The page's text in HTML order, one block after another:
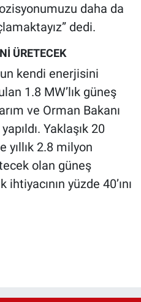
daha da
dedi.
ÜRETECEK
kendi enerjisini
1.8 MW’lık güneş
ve Orman Bakanı
Yaklaşık 20
yıllık 2.8 milyon
olan güneş
yüzde 40’ını